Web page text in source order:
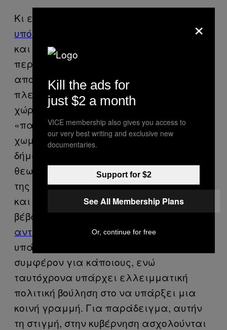
Κι ενώ η Καλαμάτα, όπως και
υπόλοιπη Ευρώπη
, έχει συμμορφωθεί
και έχει καθιερώσει φιλικά προς το
περιβάλλον συστήματα διαχείρισης
απορριμάτων, με ανακύκλωση ως επί το
πλείστον, οι περισσότερες περιοχές στη
χώρα μας εμμένουν στο
«παλαιολιθικό» σύστημα των
χωματερών. Ο «εξευρωπαϊστής»
δήμαρχος της Καλαμάτας, κ.Νίκας,
θεωρεί ότι οι λόγοι για την ανυποταγή
της Ελλάδας είναι δύο: ασυνεννοησία
και συμφέροντα. «Τα σκουπίδια είναι
βέβαιοκέρδος που προκύπτει από τα
ανταποδοτικά τέλη. Με λίγα λόγια
υπάρχει ξεκάθαρο οικονομικό
συμφέρον για κάποιους, ενώ
ταυτόχρονα υπάρχει ελλειμματική
πολιτική βούληση στο να υπάρξει μια
κοινή γραμμή. Για παράδειγμα, αυτήν
τη στιγμή, στην κυβέρνηση ασχολούνται
×
Kill the ads for
just $2 a month
VICE membership also gives you access to
our very best writing and exclusive new
documentaries.
Support for $2
See All Membership Plans
Or, continue for free